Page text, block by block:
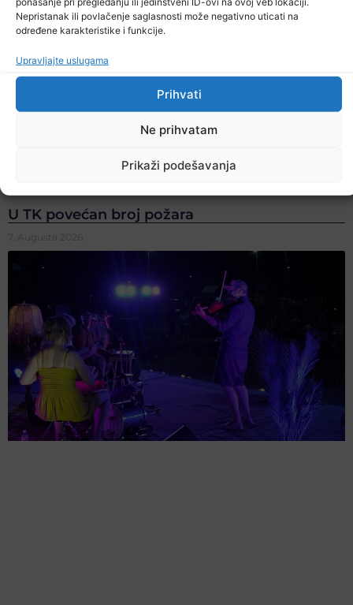
Nepristanak ili povlačenje saglasnosti može negativno uticati na
određene karakteristike i funkcije.
Upravljajte uslugama
Prihvati
Ne prihvatam
Prikaži podešavanja
U TK povećan broj požara
7. Augusta 2026.